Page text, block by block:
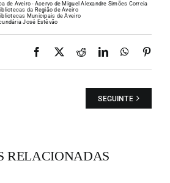
de Aveiro - Acervo de Miguel Alexandre Simões Correia
da Região de Aveiro
Municipais de Aveiro
José Estêvão
Facebook
X RedditLinkedIn
SEGUINTE
RELACIONADAS